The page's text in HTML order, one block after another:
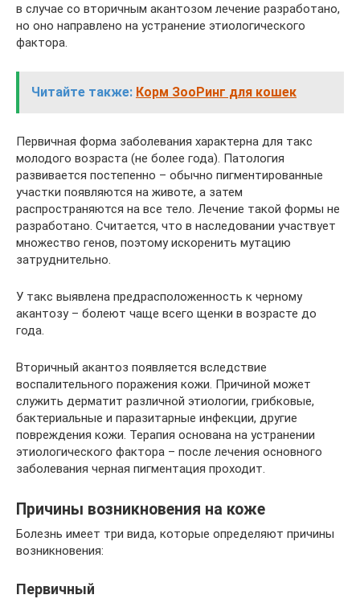
в случае со вторичным акантозом лечение разработано,
но оно направлено на устранение этиологического
фактора.
Читайте также: Корм ЗооРинг для кошек
Первичная форма заболевания характерна для такс
молодого возраста (не более года). Патология
развивается постепенно – обычно пигментированные
участки появляются на животе, а затем
распространяются на все тело. Лечение такой формы не
разработано. Считается, что в наследовании участвует
множество генов, поэтому искоренить мутацию
затруднительно.
У такс выявлена предрасположенность к черному
акантозу – болеют чаще всего щенки в возрасте до
года.
Вторичный акантоз появляется вследствие
воспалительного поражения кожи. Причиной может
служить дерматит различной этиологии, грибковые,
бактериальные и паразитарные инфекции, другие
повреждения кожи. Терапия основана на устранении
этиологического фактора – после лечения основного
заболевания черная пигментация проходит.
Причины возникновения на коже
Болезнь имеет три вида, которые определяют причины
возникновения:
Первичный